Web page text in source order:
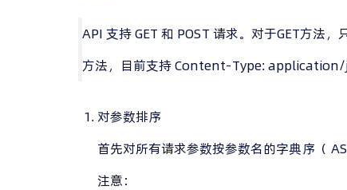
API 支持 GET 和 POST 请求。对于GET方
方法，目前支持 Content-Type:
对参数排序
首先对所有请求参数按参数名的字典序（
注意：